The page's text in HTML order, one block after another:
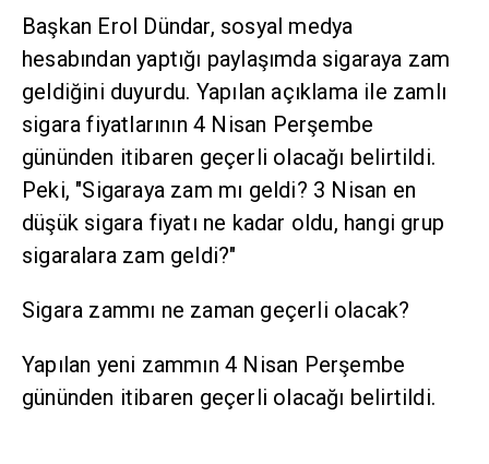
Başkan Erol Dündar, sosyal medya
hesabından yaptığı paylaşımda sigaraya zam
geldiğini duyurdu. Yapılan açıklama ile zamlı
sigara fiyatlarının 4 Nisan Perşembe
gününden itibaren geçerli olacağı belirtildi.
Peki, "Sigaraya zam mı geldi? 3 Nisan en
düşük sigara fiyatı ne kadar oldu, hangi grup
sigaralara zam geldi?"
Sigara zammı ne zaman geçerli olacak?
Yapılan yeni zammın 4 Nisan Perşembe
gününden itibaren geçerli olacağı belirtildi.